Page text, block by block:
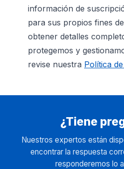
información de
para sus propios fines
obtener detalles
protegemos y
revise nuestra Política
¿Tiene
Nuestros expertos están
encontrar la respuesta
responderemos lo